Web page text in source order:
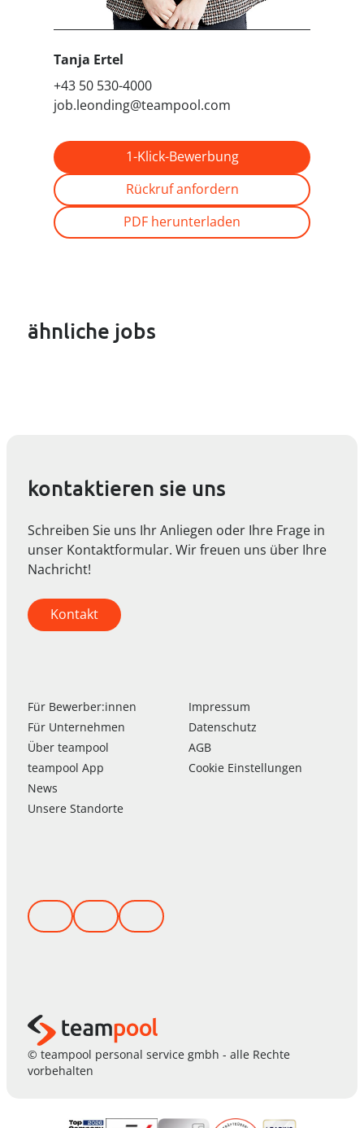
Tanja Ertel
+43 50 530-4000
job.leonding@teampool.com
1-Klick-Bewerbung
Rückruf anfordern
PDF herunterladen
ähnliche jobs
kontaktieren sie uns
Schreiben Sie uns Ihr Anliegen oder Ihre Frage in
unser Kontaktformular. Wir freuen uns über Ihre
Nachricht!
Kontakt
Für Bewerber:innen
Für Unternehmen
Überteampool
teampool App
News
Unsere Standorte
Impressum
Datenschutz
AGB
Cookie Einstellungen
© teampool personal service gmbh - alle Rechte
vorbehalten